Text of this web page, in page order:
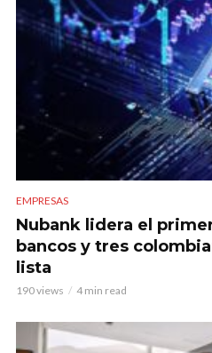
EMPRESAS
Nubank lidera el
bancos y tres
lista
190 views 4 min read